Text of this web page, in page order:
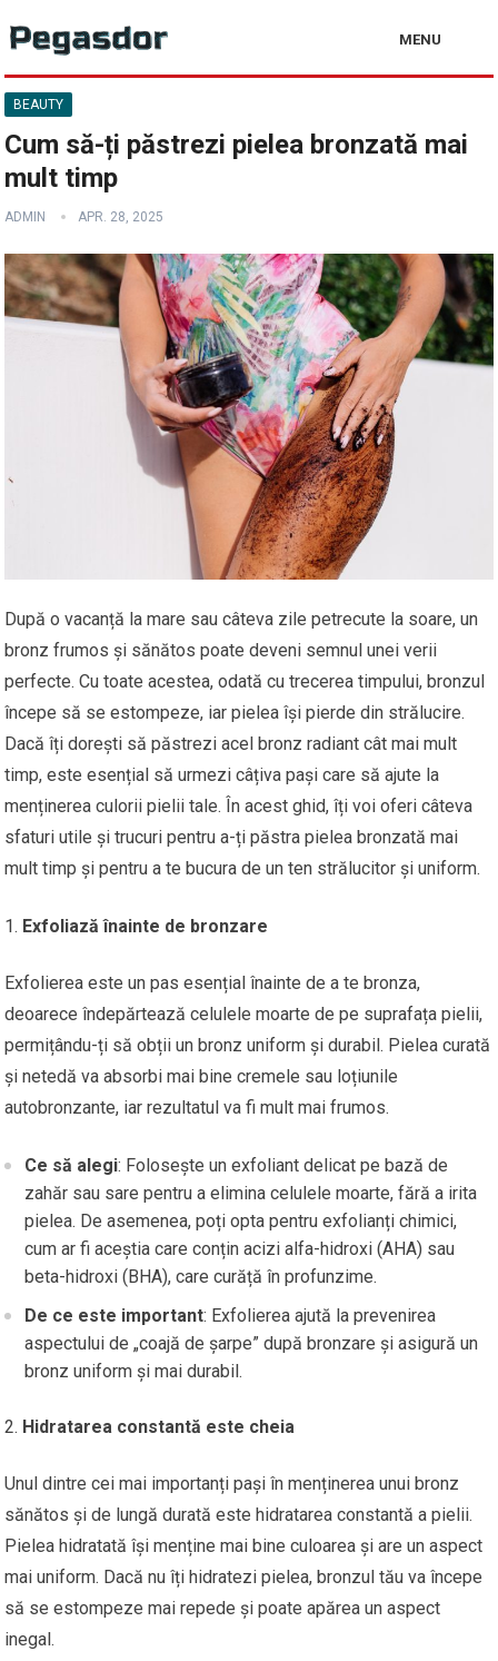
MENU
BEAUTY
Cum să-ți păstrezi pielea bronzată mai
mult timp
ADMIN APR. 28, 2025
După o vacanță la mare sau câteva zile petrecute la soare, un
bronz frumos și sănătos poate deveni semnul unei verii
perfecte. Cu toate acestea, odată cu trecerea timpului, bronzul
începe să se estompeze, iar pielea își pierde din strălucire.
Dacă îți dorești să păstrezi acel bronz radiant cât mai mult
timp, este esențial să urmezi câțiva pași care să ajute la
menținerea culorii pielii tale. În acest ghid, îți voi oferi câteva
sfaturi utile și trucuri pentru a-ți păstra pielea bronzată mai
mult timp și pentru a te bucura de un ten strălucitor și uniform.
Exfoliază înainte de bronzare
Exfolierea este un pas esențial înainte de a te bronza,
deoarece îndepărtează celulele moarte de pe suprafața pielii,
permițându-ți să obții un bronz uniform și durabil. Pielea curată
și netedă va absorbi mai bine cremele sau loțiunile
autobronzante, iar rezultatul va fi mult mai frumos.
Ce să alegi: Folosește un exfoliant delicat pe bază de
zahăr sau sare pentru a elimina celulele moarte, fără a irita
pielea. De asemenea, poți opta pentru exfolianți chimici,
cum ar fi aceștia care conțin acizi alfa-hidroxi (AHA) sau
beta-hidroxi (BHA), care curăță în profunzime.
De ce este important: Exfolierea ajută la prevenirea
aspectului de „coajă de șarpe” după bronzare și asigură un
bronz uniform și mai durabil.
Hidratarea constantă este cheia
Unul dintre cei mai importanți pași în menținerea unui bronz
sănătos și de lungă durată este hidratarea constantă a pielii.
Pielea hidratată își menține mai bine culoarea și are un aspect
mai uniform. Dacă nu îți hidratezi pielea, bronzul tău va începe
să se estompeze mai repede și poate apărea un aspect
inegal.